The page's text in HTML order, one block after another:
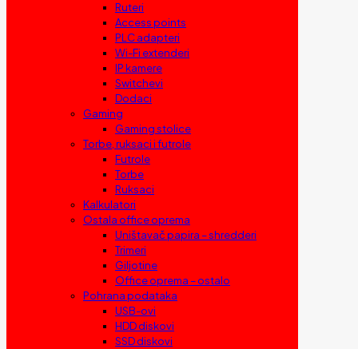
Ruteri
Access points
PLC adapteri
Wi-Fi extenderi
IP kamere
Switchevi
Dodaci
Gaming
Gaming stolice
Torbe, ruksaci i futrole
Futrole
Torbe
Ruksaci
Kalkulatori
Ostala office oprema
Uništavač papira – shredderi
Trimeri
Giljotine
Office oprema – ostalo
Pohrana podataka
USB-ovi
HDD diskovi
SSD diskovi